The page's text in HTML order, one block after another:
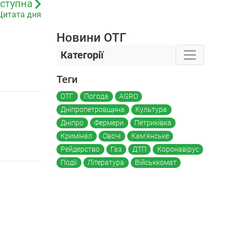
дня
Новини ОТГ
Категорії
Теги
ОТГ Погода
AGRO
Дніпропетровщина
Культура
Дніпро
Фермери
Петриківка
Кримінал
Овочі
Кам'янське
Рейдерство
Газ ДТП
Коронавірус
Події
Література Військкомат